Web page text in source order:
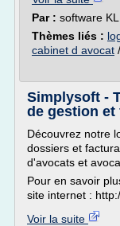
Par : software
Thèmes liés :
cabinet d avocat /
Simplysoft -
de gestion
Découvrez notre
dossiers et
d'avocats et
Pour en savoir
site internet :
Voir la suite